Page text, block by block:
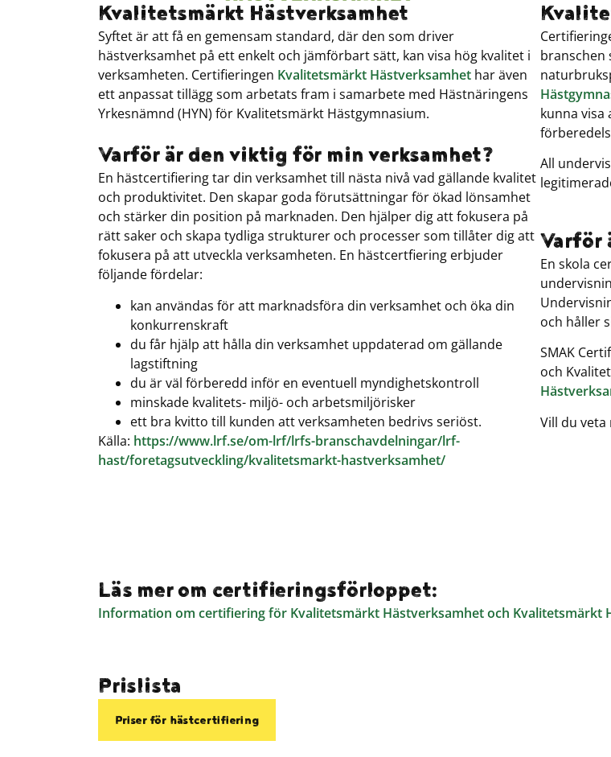
Kvalitetsmärkt Hästverksamhet
Syftet är att få en gemensam standard, där den som driver
hästverksamhet på ett enkelt och jämförbart sätt, kan visa hög kvalitet i
verksamheten. Certifieringen Kvalitetsmärkt Hästverksamhet har även
ett anpassat tillägg som arbetats fram i samarbete med Hästnäringens
Yrkesnämnd (HYN) för Kvalitetsmärkt Hästgymnasium.
Varför är den viktig för min verksamhet?
En hästcertifiering tar din verksamhet till nästa nivå vad gällande kvalitet
och produktivitet. Den skapar goda förutsättningar för ökad lönsamhet
och stärker din position på marknaden. Den hjälper dig att fokusera på
rätt saker och skapa tydliga strukturer och processer som tillåter dig att
fokusera på att utveckla verksamheten. En hästcertfiering erbjuder
följande fördelar:
kan användas för att marknadsföra din verksamhet och öka din
konkurrenskraft
du får hjälp att hålla din verksamhet uppdaterad om gällande
lagstiftning
du är väl förberedd inför en eventuell myndighetskontroll
minskade kvalitets- miljö- och arbetsmiljörisker
ett bra kvitto till kunden att verksamheten bedrivs seriöst.
Källa: https://www.lrf.se/om-lrf/lrfs-branschavdelningar/lrf-
hast/foretagsutveckling/kvalitetsmarkt-hastverksamhet/
branschen
kunna visa
All
Varför
En skola
och håller
SMAK
och
Vill du veta
Läs mer om certifieringsförloppet:
Information om certifiering för Kvalitetsmärkt Hästverksamhet och Kvalitetsmärkt
Prislista
Priser för hästcertifiering